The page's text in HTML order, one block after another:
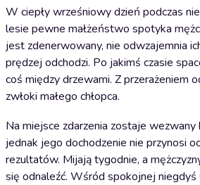
W ciepły wrześniowy dzień podczas
lesie pewne małżeństwo spotyka
jest zdenerwowany, nie odwzajemnia
prędzej odchodzi. Po jakimś czasie
coś między drzewami. Z przerażeniem
zwłoki małego chłopca.
Na miejsce zdarzenia zostaje wezwany
jednak jego dochodzenie nie przynosi
rezultatów. Mijają tygodnie, a
się odnaleźć. Wśród spokojnej niegdyś